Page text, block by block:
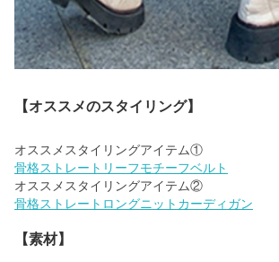
【オススメのスタイリング】
骨格ストレートリーフモチーフベルト
骨格ストレートロングニットカーディガン
【素材】